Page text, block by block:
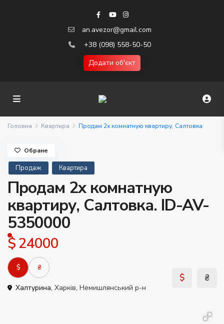
an.avezor@gmail.com
+38 (098) 558-50-50
Додати об'єкт
Головна Квартира Продам 2х комнатную квартиру, Салтовка
Продаж Квартира
Продам 2х комнатную
квартиру, Салтовка. ID-AV-
5350000
$ 24000
$ ₴
Халтурина, Харків, Немишлянський р-н
Обране
$ ₴